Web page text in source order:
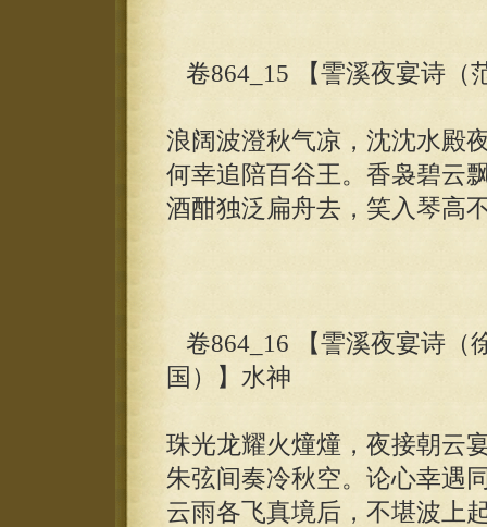
卷864_15 【霅溪夜宴诗（
浪阔波澄秋气凉，沈沈水殿
何幸追陪百谷王。香袅碧云
酒酣独泛扁舟去，笑入琴高
卷864_16 【霅溪夜宴诗（
国）】水神
珠光龙耀火燑燑，夜接朝云
朱弦间奏冷秋空。论心幸遇
云雨各飞真境后，不堪波上